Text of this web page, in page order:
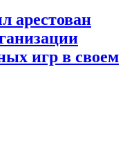
арестован
игр в своем